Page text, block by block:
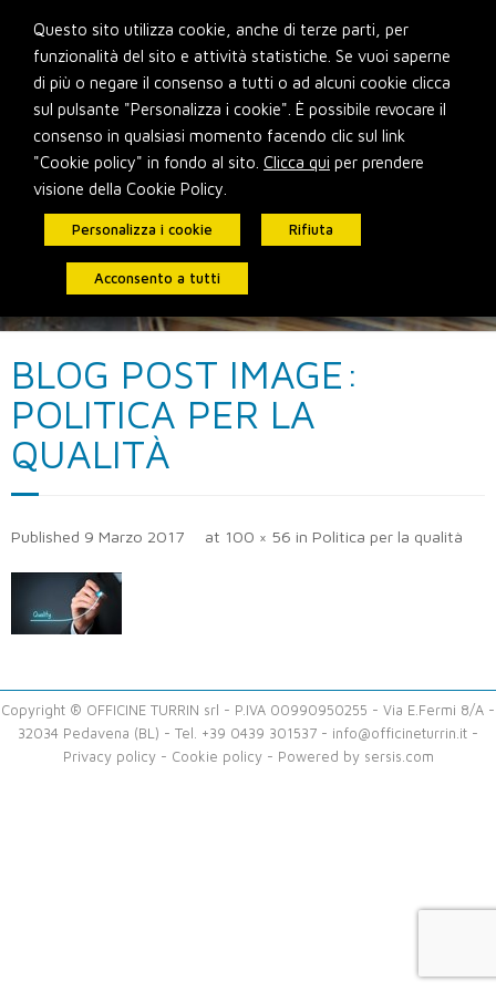
content
BLOG POST IMAGE:
POLITICA PER LA
QUALITÀ
Published 9 Marzo 2017 at 100 × 56 in Politica per la qualità
Copyright ® OFFICINE TURRIN srl - P.IVA 00990950255 - Via E.Fermi 8/A -
32034 Pedavena (BL) - Tel. +39 0439 301537 - info@officineturrin.it -
Privacy policy- Cookie policy- Powered by sersis.com
Questo sito utilizza cookie, anche di terze parti, per
funzionalità del sito e attività statistiche. Se vuoi saperne
di più o negare il consenso a tutti o ad alcuni cookie clicca
sul pulsante "Personalizza i cookie". È possibile revocare il
consenso in qualsiasi momento facendo clic sul link
"Cookie policy" in fondo al sito. Clicca qui per prendere
visione della Cookie Policy.
Personalizza i cookie Rifiuta
Acconsento a tutti